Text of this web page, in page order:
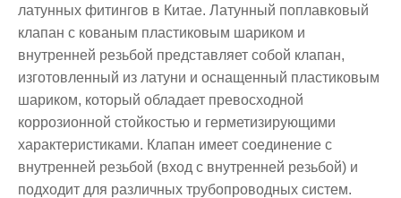
латунных фитингов в Китае. Латунный поплавковый
клапан с кованым пластиковым шариком и
внутренней резьбой представляет собой клапан,
изготовленный из латуни и оснащенный пластиковым
шариком, который обладает превосходной
коррозионной стойкостью и герметизирующими
характеристиками. Клапан имеет соединение с
внутренней резьбой (вход с внутренней резьбой) и
подходит для различных трубопроводных систем.